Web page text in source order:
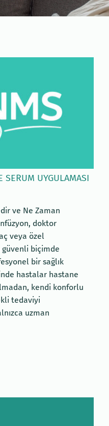
SERUM UYGULAMASI
ve Ne Zaman
doktor
veya özel
biçimde
bir sağlık
hastalar hastane
kendi konforlu
tedaviyi
uzman